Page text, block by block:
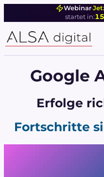
Webinar·
startet in:15
Google
Erfolge
Fortschritte